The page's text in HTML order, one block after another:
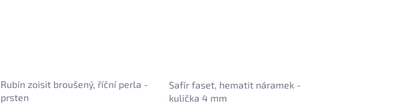
Rubín zoisit broušený, říční perla -
prsten
Safír faset, hematit náramek -
kulička 4 mm